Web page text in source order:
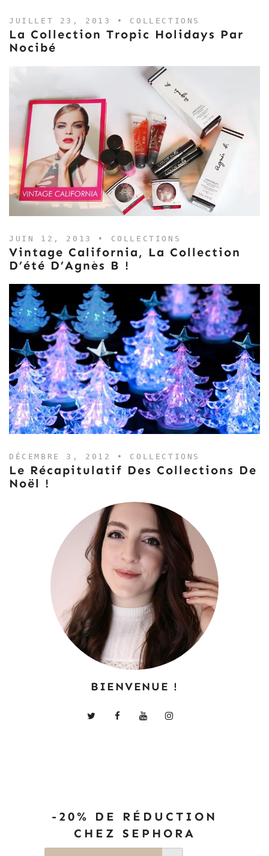
JUILLET 23, 2013 • COLLECTIONS
La Collection Tropic Holidays Par
Nocibé
JUIN 12, 2013 • COLLECTIONS
Vintage California, La Collection
D’été D’Agnès B !
DÉCEMBRE 3, 2012 • COLLECTIONS
Le Récapitulatif Des Collections De
Noël !
BIENVENUE !
-20% DE RÉDUCTION
CHEZ SEPHORA